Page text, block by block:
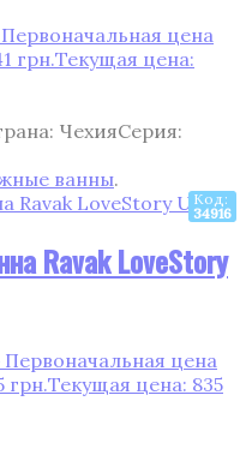
Первоначальная цена
грн.Текущая цена:
ЧехияСерия:
ванны.
Код:
34916
Ravak LoveStory
Первоначальная цена
грн.Текущая цена: 835